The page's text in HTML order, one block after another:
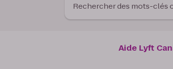
Rechercher des mots-clés
Aide Lyft